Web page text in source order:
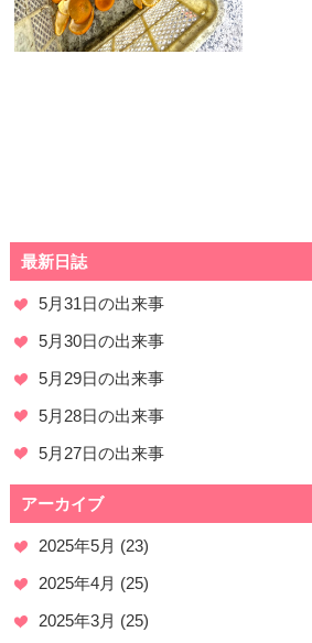
最新日誌
5月31日の出来事
5月30日の出来事
5月29日の出来事
5月28日の出来事
5月27日の出来事
アーカイブ
2025年5月 (23)
2025年4月 (25)
2025年3月 (25)